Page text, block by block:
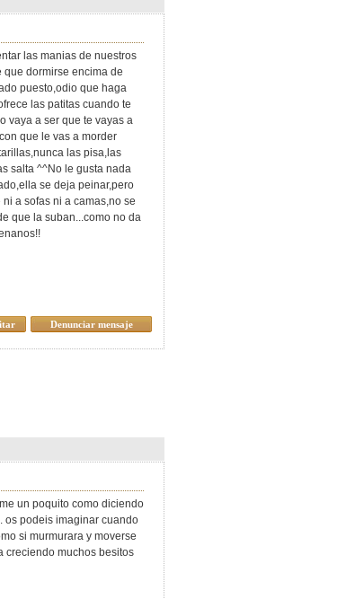
las manias de nuestros
dormirse encima de
puesto,odio que haga
las patitas cuando te
vaya a ser que te vayas a
que le vas a morder
las pisa,las
salta ^^No le gusta nada
se deja peinar,pero
a sofas ni a camas,no se
que la suban...como no da
Denunciar mensaje
un poquito como diciendo
os podeis imaginar cuando
si murmurara y moverse
creciendo muchos besitos